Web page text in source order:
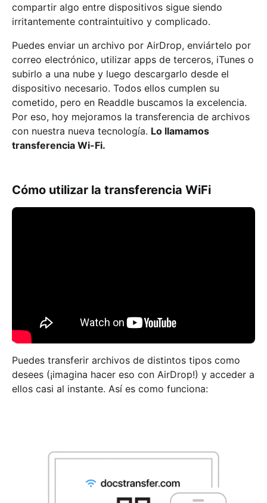
compartir algo entre dispositivos sigue siendo
irritantemente contraintuitivo y complicado.
Puedes enviar un archivo por AirDrop, enviártelo por
correo electrónico, utilizar apps de terceros, iTunes o
subirlo a una nube y luego descargarlo desde el
dispositivo necesario. Todos ellos cumplen su
cometido, pero en Readdle buscamos la excelencia.
Por eso, hoy mejoramos la transferencia de archivos
con nuestra nueva tecnología. Lo llamamos
transferencia Wi-Fi.
Cómo utilizar la transferencia WiFi
Puedes transferir archivos de distintos tipos como
desees (¡imagina hacer eso con AirDrop!) y acceder a
ellos casi al instante. Así es como funciona: